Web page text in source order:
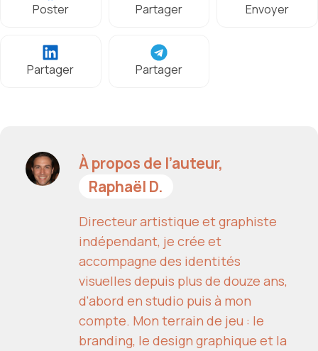
Poster Partager Envoyer
Partager Partager
À propos de l’auteur,
Raphaël D.
Directeur artistique et graphiste
indépendant, je crée et
accompagne des identités
visuelles depuis plus de douze ans,
d'abord en studio puis à mon
compte. Mon terrain de jeu : le
branding, le design graphique et la